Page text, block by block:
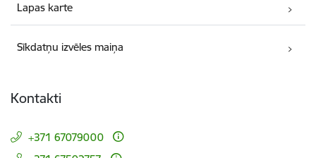
Lapas karte
Sīkdatņu izvēles maiņa
Kontakti
+371 67079000